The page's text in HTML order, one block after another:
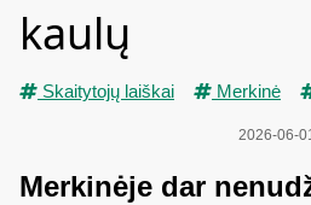
kaulų
Skaitytojų laiškai Merkinė
2026-06-
Merkinėje dar